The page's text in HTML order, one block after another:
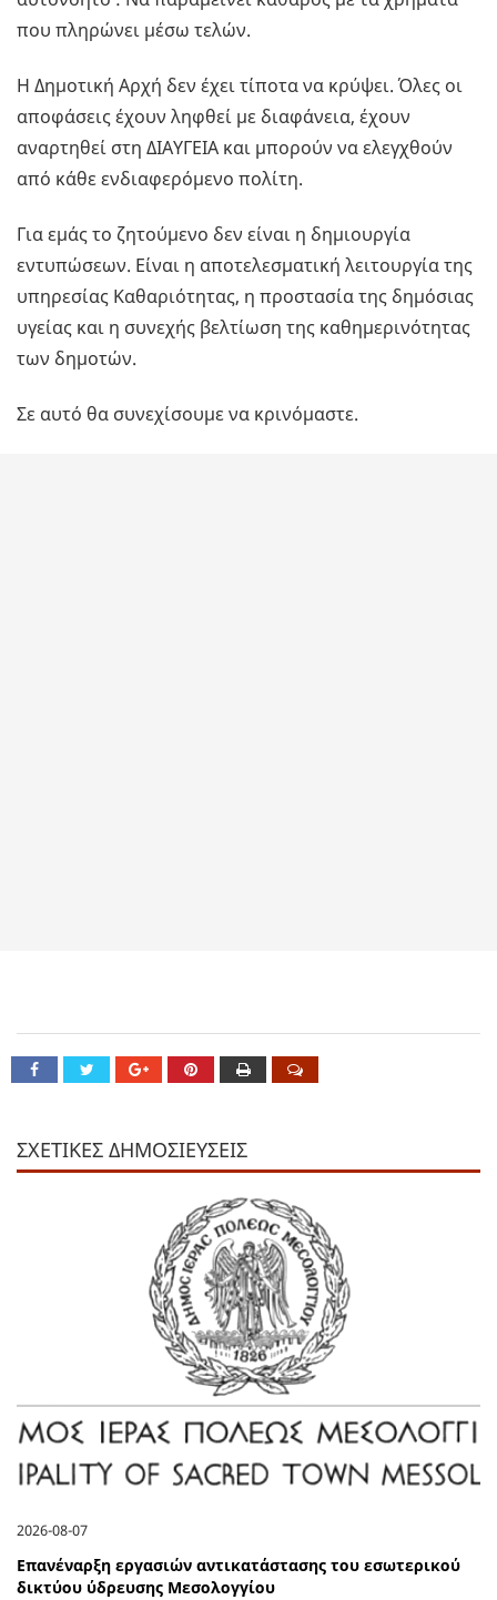
που πληρώνει μέσω τελών.
Η Δημοτική Αρχή δεν έχει τίποτα να κρύψει. Όλες οι
αποφάσεις έχουν ληφθεί με διαφάνεια, έχουν
αναρτηθεί στη ΔΙΑΥΓΕΙΑ και μπορούν να ελεγχθούν
από κάθε ενδιαφερόμενο πολίτη.
Για εμάς το ζητούμενο δεν είναι η δημιουργία
εντυπώσεων. Είναι η αποτελεσματική λειτουργία της
υπηρεσίας Καθαριότητας, η προστασία της δημόσιας
υγείας και η συνεχής βελτίωση της καθημερινότητας
των δημοτών.
Σε αυτό θα συνεχίσουμε να κρινόμαστε.
ΣΧΕΤΙΚΕΣ ΔΗΜΟΣΙΕΥΣΕΙΣ
2026-08-07
Επανέναρξη εργασιών αντικατάστασης του εσωτερικού
δικτύου ύδρευσης Μεσολογγίου